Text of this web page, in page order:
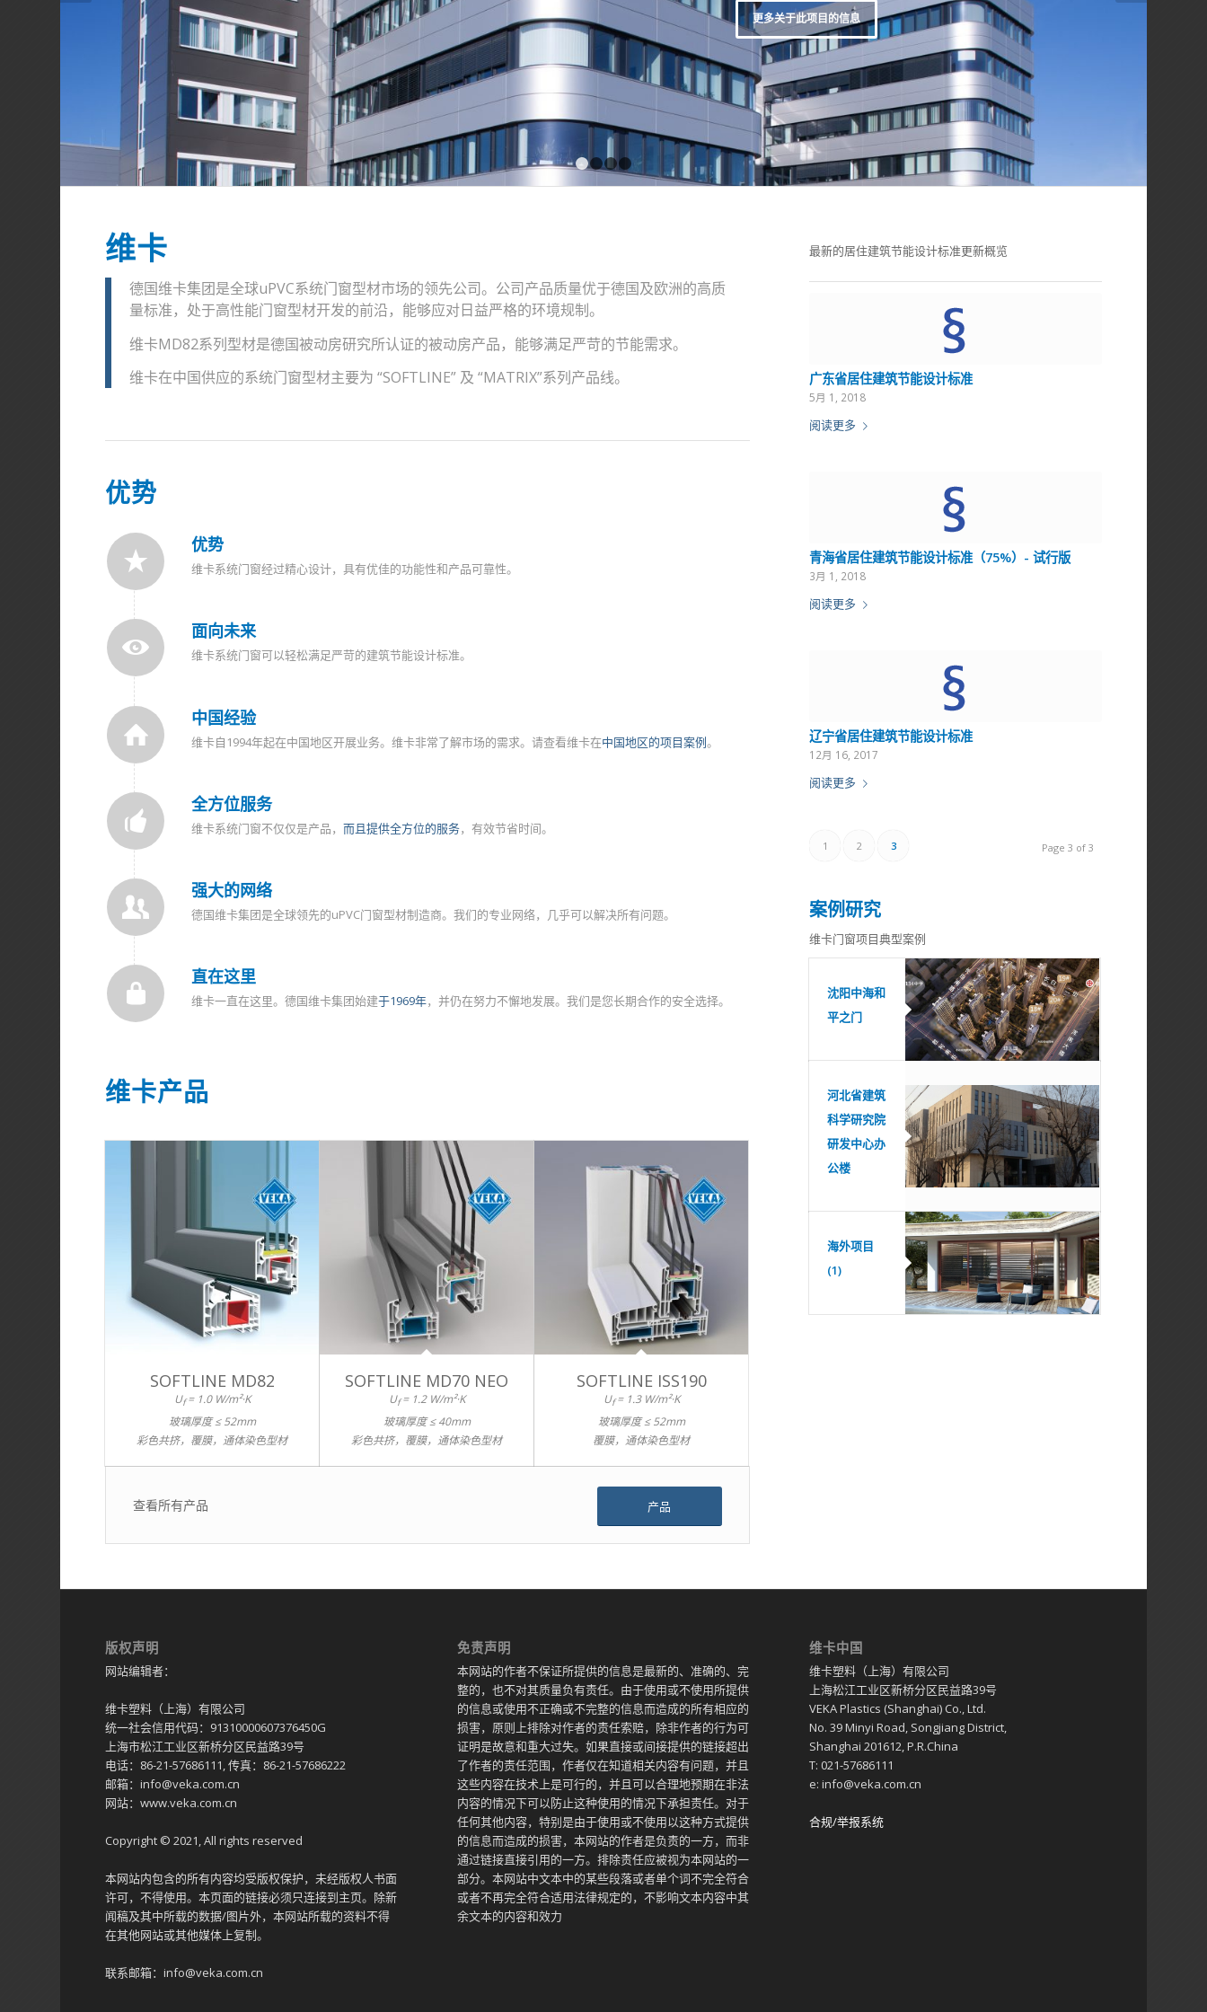
更多关于此项目的信息
1 3
维卡
德国维卡集团是全球uPVC系统门窗型材市场的领先公司。公司产品质量优于德国及欧洲的高质
量标准，处于高性能门窗型材开发的前沿，能够应对日益严格的环境规制。
维卡MD82系列型材是德国被动房研究所认证的被动房产品，能够满足严苛的节能需求。
维卡在中国供应的系统门窗型材主要为 “SOFTLINE” 及 “MATRIX”系列产品线。
优势
优势
维卡系统门窗经过精心设计，具有优佳的功能性和产品可靠性。
面向未来
维卡系统门窗可以轻松满足严苛的建筑节能设计标准。
中国经验
维卡自1994年起在中国地区开展业务。维卡非常了解市场的需求。请查看维卡在中国地区的项目案例。
全方位服务
维卡系统门窗不仅仅是产品，而且提供全方位的服务，有效节省时间。
强大的网络
德国维卡集团是全球领先的uPVC门窗型材制造商。我们的专业网络，几乎可以解决所有问题。
直在这里
维卡一直在这里。德国维卡集团始建于1969年，并仍在努力不懈地发展。我们是您长期合作的安全选择。
维卡产品
SOFTLINE MD82
Uf= 1.0 W/m²·K
玻璃厚度 ≤ 52mm
彩色共挤，覆膜，通体染色型材
SOFTLINE MD70 NEO
Uf= 1.2 W/m²·K
玻璃厚度 ≤ 40mm
彩色共挤，覆膜，通体染色型材
SOFTLINE ISS190
Uf= 1.3 W/m²·K
玻璃厚度 ≤ 52mm
覆膜，通体染色型材
查看所有产品 产品
最新的居住建筑节能设计标准更新概览
广东省居住建筑节能设计标准
5月 1, 2018
阅读更多
青海省居住建筑节能设计标准（75%）- 试行版
3月 1, 2018
阅读更多
辽宁省居住建筑节能设计标准
12月 16, 2017
阅读更多
Page 3 of 3
1 2 3
案例研究
维卡门窗项目典型案例
沈阳中海和
平之门
河北省建筑
科学研究院
研发中心办
公楼
海外项目
(1)
版权声明
网站编辑者：
维卡塑料（上海）有限公司
统一社会信用代码：91310000607376450G
上海市松江工业区新桥分区民益路39号
电话：86-21-57686111, 传真：86-21-57686222
邮箱：info@veka.com.cn
网站：www.veka.com.cn
Copyright © 2021, All rights reserved
本网站内包含的所有内容均受版权保护，未经版权人书面
许可，不得使用。本页面的链接必须只连接到主页。除新
闻稿及其中所载的数据/图片外，本网站所载的资料不得
在其他网站或其他媒体上复制。
联系邮箱：info@veka.com.cn
免责声明
本网站的作者不保证所提供的信息是最新的、准确的、完
整的，也不对其质量负有责任。由于使用或不使用所提供
的信息或使用不正确或不完整的信息而造成的所有相应的
损害，原则上排除对作者的责任索赔，除非作者的行为可
证明是故意和重大过失。如果直接或间接提供的链接超出
了作者的责任范围，作者仅在知道相关内容有问题，并且
这些内容在技术上是可行的，并且可以合理地预期在非法
内容的情况下可以防止这种使用的情况下承担责任。对于
任何其他内容，特别是由于使用或不使用以这种方式提供
的信息而造成的损害，本网站的作者是负责的一方，而非
通过链接直接引用的一方。排除责任应被视为本网站的一
部分。本网站中文本中的某些段落或者单个词不完全符合
或者不再完全符合适用法律规定的，不影响文本内容中其
余文本的内容和效力
维卡中国
维卡塑料（上海）有限公司
上海松江工业区新桥分区民益路39号
VEKA Plastics (Shanghai) Co., Ltd.
No. 39 Minyi Road, Songjiang District,
Shanghai 201612, P.R.China
T: 021-57686111
e: info@veka.com.cn
合规/举报系统